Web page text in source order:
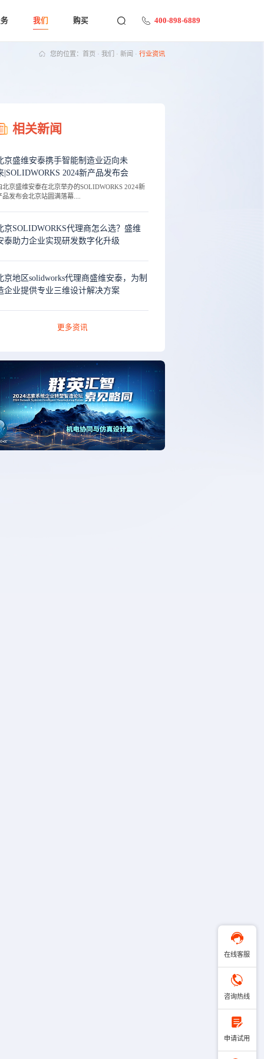
我们 购买 400-898-6889
您的位置： 首页 · 我们 · 新闻 · 行业资讯
相关新闻
京盛维安泰携手智能制造业迈向未
|SOLIDWORKS 2024新产品发布会
北京盛维安泰在北京举办的SOLIDWORKS 2024新
品发布会北京站圆满落幕....
京SOLIDWORKS代理商怎么选？盛维
泰助力企业实现研发数字化升级
京地区solidworks代理商盛维安泰，为制
企业提供专业三维设计解决方案
更多资讯
在线客服
咨询热线
申请试用